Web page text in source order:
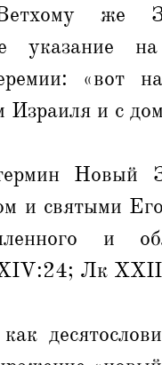
же
«вот
Израиля и с
Новый
и святыми
и
Лк